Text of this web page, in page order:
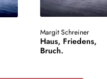
Margit Schreiner
Haus, Friedens,
Bruch.